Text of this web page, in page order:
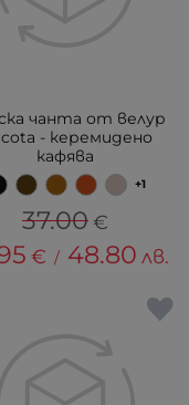
чанта от велур
- керемидено
кафява
+1
37.00€
€ / 48.80 лв.